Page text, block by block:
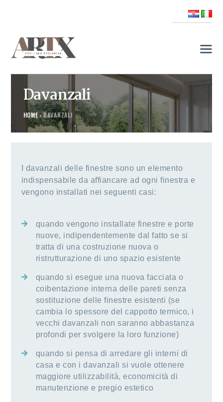
Davanzali
HOME DAVANZALI
CHI SIAMO
NOVITÀ
REFERENZE
I davanzali delle finestre sono un elemento
indispensabile da affiancare ad ogni finestra e
vengono installati nei seguenti casi:
quando vengono installate finestre e porte
nuove, indipendentemente dal fatto se si
tratta di una costruzione nuova o
ristrutturazione di uno spazio esistente
quando si esegue una nuova facciata o
coibentazione interna delle pareti senza
sostituzione delle finestre esistenti (se
cambia lo spessore del cappotto termico, i
vecchi davanzali non saranno abbastanza
profondi per svolgere la loro funzione)
quando si pensa di arredare gli interni di
casa e con i davanzali si vuole ottenere
maggiore utilizzabilità, economicità di
manutenzione e pregio estetico